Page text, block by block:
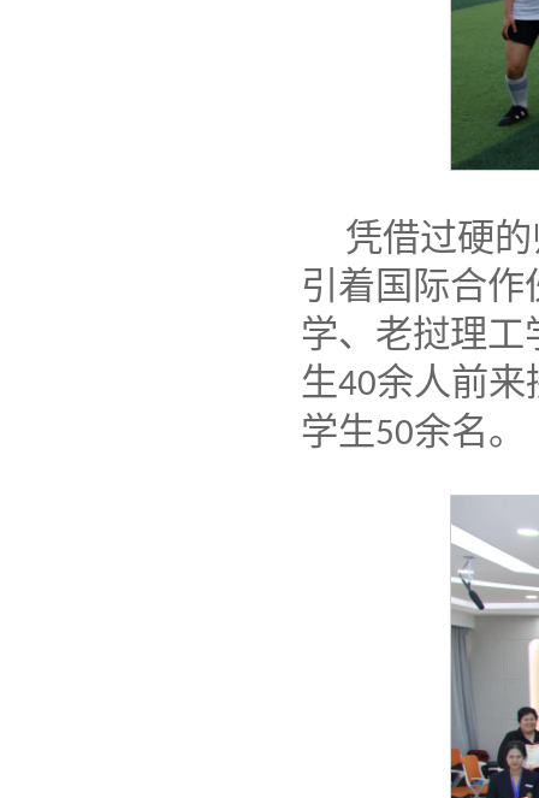
凭借过硬
引着国际合
学、老挝理
生40余人前来
学生50余名。